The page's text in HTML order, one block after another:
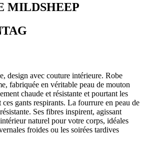
MILDSHEEP
design avec couture intérieure. Robe
fabriquée en véritable peau de mouton
chaude et résistante et pourtant les
gants respirants. La fourrure en peau de
Ses fibres inspirent, agissant
naturel pour votre corps, idéales
froides ou les soirées tardives